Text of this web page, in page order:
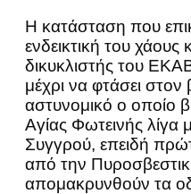
Η κατάσταση που
ενδεικτική του
δικυκλιστής του
μέχρι να φτάσει στον
αστυνομικό ο οποίο
Αγίας Φωτεινής
Συγγρού, επειδή
από την
απομακρυνθούν τα